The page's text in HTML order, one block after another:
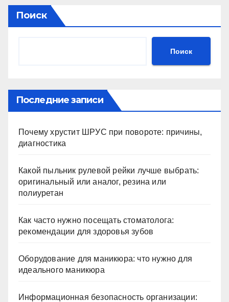
Поиск
Поиск
Последние записи
Почему хрустит ШРУС при повороте: причины,
диагностика
Какой пыльник рулевой рейки лучше выбрать:
оригинальный или аналог, резина или
полиуретан
Как часто нужно посещать стоматолога:
рекомендации для здоровья зубов
Оборудование для маникюра: что нужно для
идеального маникюра
Информационная безопасность организации: